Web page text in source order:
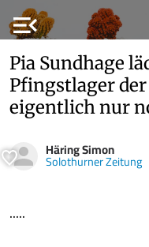
menu_open
Pia Sundhage
Pfingstlager
eigentlich nur
Häring Simon
Solothurner Zeitung
.....